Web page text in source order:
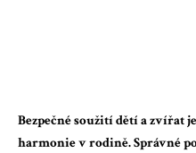
Bezpečné soužití dětí a zvířat
harmonie v rodině. Správné